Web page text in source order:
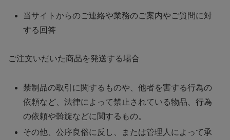
当サイトからのご連絡や業務のご案内やご質問に対
する回答
ご注文いだいた商品を発送する場合
禁制品の取引に関するものや、他者を害する行為の
依頼など、法律によって禁止されている物品、行為
の依頼や斡旋などに関するもの。
その他、公序良俗に反し、または管理人によって承